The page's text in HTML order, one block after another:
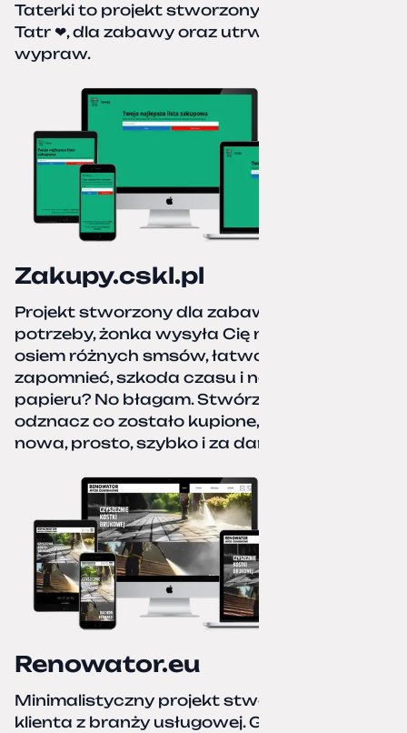
Taterki to projekt stworzony z miłości do
Tatr ❤, dla zabawy oraz utrwalenia naszych
wypraw.
Zakupy.cskl.pl
Projekt stworzony dla zabawy i realnej
potrzeby, żonka wysyła Cię na zakupy,
osiem różnych smsów, łatwo coś pominać,
zapomnieć, szkoda czasu i nerwów. Kartka
papieru? No błagam. Stwórz listę zakupów,
odznacz co zostało kupione, zacznij od
nowa, prosto, szybko i za darmo.
Renowator.eu
Minimalistyczny projekt stworzony dla
klienta z branży usługowej. Grafiki oraz